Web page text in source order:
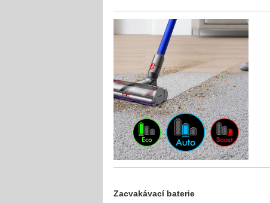
Zacvakávací baterie